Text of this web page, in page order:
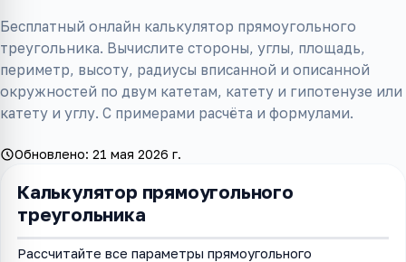
Бесплатный онлайн калькулятор прямоугольного
треугольника. Вычислите стороны, углы, площадь,
периметр, высоту, радиусы вписанной и описанной
окружностей по двум катетам, катету и гипотенузе или
катету и углу. С примерами расчёта и формулами.
Обновлено: 21 мая 2026 г.
Калькулятор прямоугольного
треугольника
Рассчитайте все параметры прямоугольного